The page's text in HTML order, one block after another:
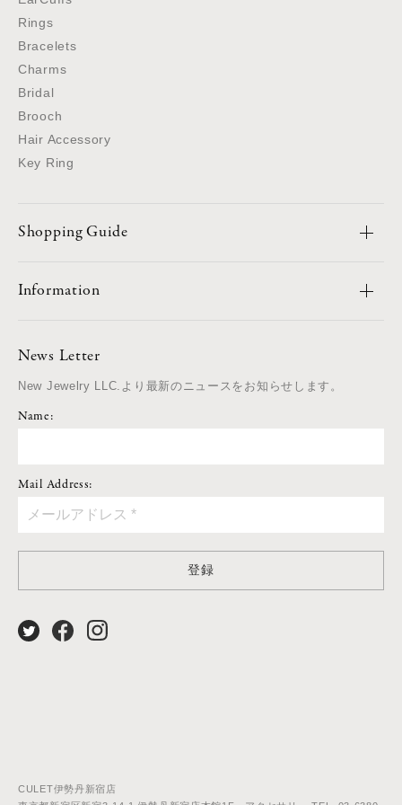
Rings
Bracelets
Charms
Bridal
Brooch
Hair Accessory
Key Ring
Shopping Guide
Information
News Letter
New Jewelry LLC.より最新のニュースをお知らせします。
Name:
Mail Address:
登録
CULET伊勢丹新宿店